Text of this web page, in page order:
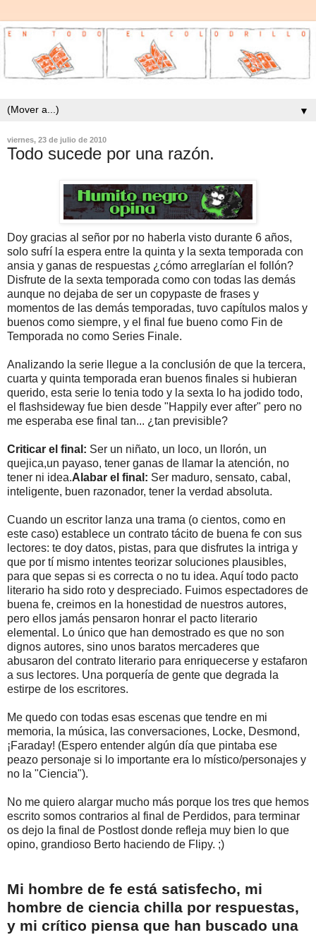
▼
viernes, 23 de julio de 2010
Todo sucede por una razón.
Doy gracias al señor por no haberla visto durante 6 años,
solo sufrí la espera entre la quinta y la sexta temporada con
ansia y ganas de respuestas ¿cómo arreglarían el follón?
Disfrute de la sexta temporada como con todas las demás
aunque no dejaba de ser un copypaste de frases y
momentos de las demás temporadas, tuvo capítulos malos y
buenos como siempre, y el final fue bueno como Fin de
Temporada no como Series Finale.
Analizando la serie llegue a la conclusión de que la tercera,
cuarta y quinta temporada eran buenos finales si hubieran
querido, esta serie lo tenia todo y la sexta lo ha jodido todo,
el flashsideway fue bien desde "Happily ever after" pero no
me esperaba ese final tan... ¿tan previsible?
Criticar el final: Ser un niñato, un loco, un llorón, un
quejica,un payaso, tener ganas de llamar la atención, no
tener ni idea.Alabar el final: Ser maduro, sensato, cabal,
inteligente, buen razonador, tener la verdad absoluta.
Cuando un escritor lanza una trama (o cientos, como en
este caso) establece un contrato tácito de buena fe con sus
lectores: te doy datos, pistas, para que disfrutes la intriga y
que por tí mismo intentes teorizar soluciones plausibles,
para que sepas si es correcta o no tu idea. Aquí todo pacto
literario ha sido roto y despreciado. Fuimos espectadores de
buena fe, creimos en la honestidad de nuestros autores,
pero ellos jamás pensaron honrar el pacto literario
elemental. Lo único que han demostrado es que no son
dignos autores, sino unos baratos mercaderes que
abusaron del contrato literario para enriquecerse y estafaron
a sus lectores. Una porquería de gente que degrada la
estirpe de los escritores.
Me quedo con todas esas escenas que tendre en mi
memoria, la música, las conversaciones, Locke, Desmond,
¡Faraday! (Espero entender algún día que pintaba ese
peazo personaje si lo importante era lo místico/personajes y
no la "Ciencia").
No me quiero alargar mucho más porque los tres que hemos
escrito somos contrarios al final de Perdidos, para terminar
os dejo la final de Postlost donde refleja muy bien lo que
opino, grandioso Berto haciendo de Flipy. ;)
Mi hombre de fe está satisfecho, mi
hombre de ciencia chilla por respuestas,
y mi crítico piensa que han buscado una